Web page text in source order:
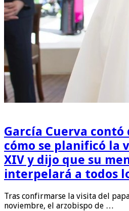
García Cuerva
cómo se planificó la
XIV y dijo que su
interpelará a todos
Tras confirmarse la visita del
noviembre, el arzobispo de …